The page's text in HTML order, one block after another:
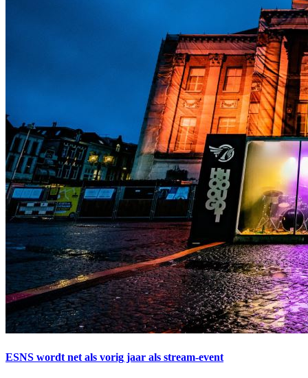
ESNS wordt net als vorig jaar als stream-event